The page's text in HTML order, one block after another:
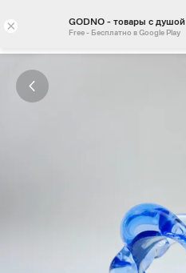
× GODNO - товары с душой
Free - Бесплатно в Google Play